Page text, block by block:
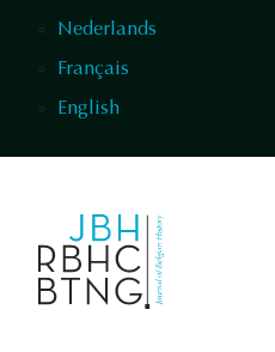
Nederlands
Français
English